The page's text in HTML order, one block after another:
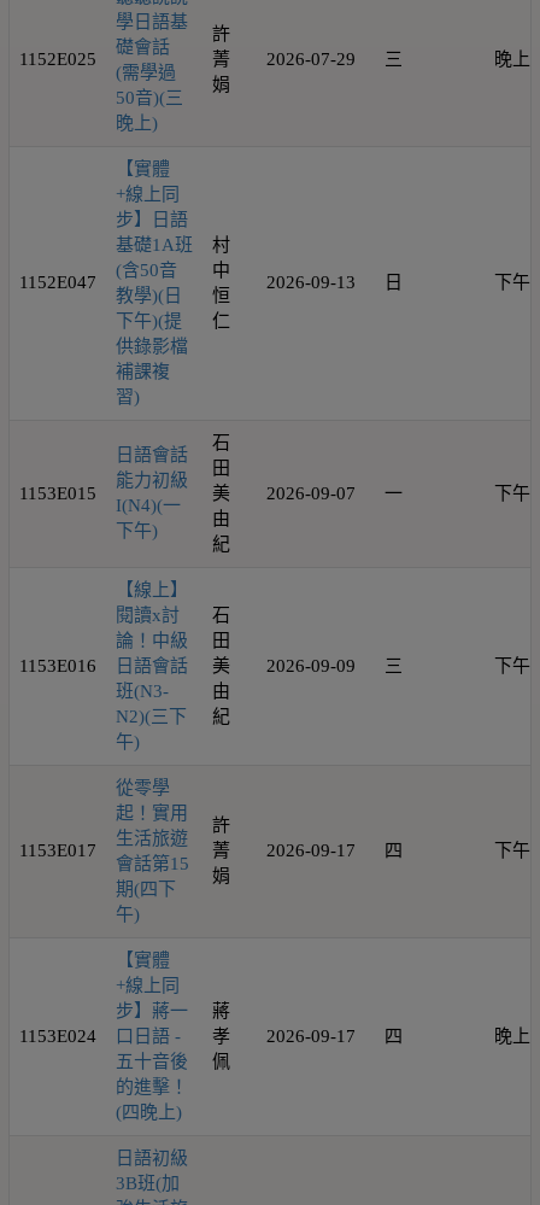
1152E025
學日語基
礎會話
(需學過
50音)(三
晚上)
許
菁
娟
2026-07-29 三 晚上
1152E047
【實體
+線上同
步】日語
基礎1A班
(含50音
教學)(日
下午)(提
供錄影檔
補課複
習)
村
中
恒
仁
2026-09-13 日 下午
1153E015
日語會話
能力初級
I(N4)(一
下午)
石
田
美
由
紀
2026-09-07 一 下午
1153E016
【線上】
閱讀x討
論！中級
日語會話
班(N3-
N2)(三下
午)
石
田
美
由
紀
2026-09-09 三 下午
1153E017
從零學
起！實用
生活旅遊
會話第15
期(四下
午)
許
菁
娟
2026-09-17 四 下午
1153E024
【實體
+線上同
步】蔣一
口日語 -
五十音後
的進擊！
(四晚上)
蔣
孝
佩
2026-09-17 四 晚上
日語初級
3B班(加